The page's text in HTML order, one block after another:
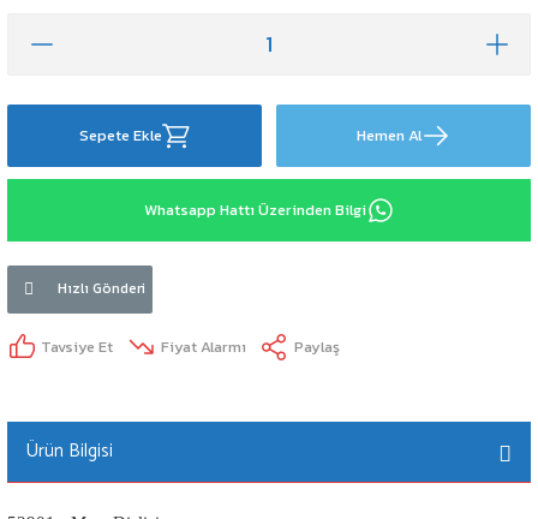
Sepete Ekle Hemen Al
Whatsapp Hattı Üzerinden Bilgi
Hızlı Gönderi
Tavsiye Et Fiyat Alarmı Paylaş
Ürün Bilgisi